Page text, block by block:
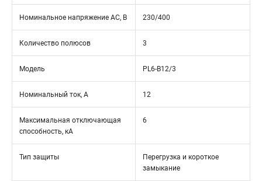
Номинальное напряжение АС, В 230/400
Количество полюсов 3
Модель PL6-B12/3
Номинальный ток, А 12
Максимальная отключающая
способность, кА
6
Тип защиты
Перегрузка и короткое
замыкание